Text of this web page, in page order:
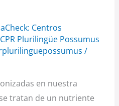
Centros
CPR Plurilingüe Possumus
/
en nuestra
tratan de un nutriente